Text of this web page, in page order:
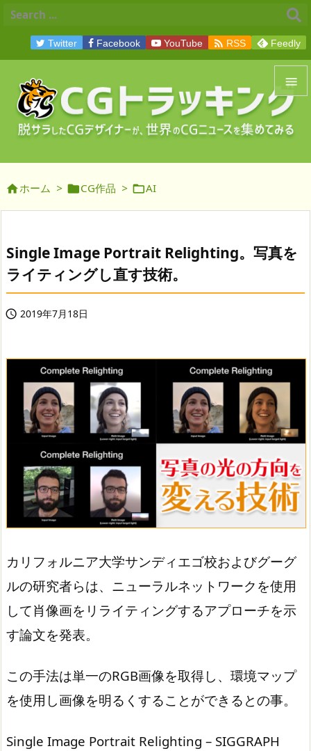


メニュ
前へ
次へ
Twitter Facebook YouTube  RSS Feedly
ホーム > CG作品 > AI
Single Image Portrait Relighting。写真を
ライティングし直す技術。
 2019年7月18日
カリフォルニア大学サンディエゴ校およびグーグ
ルの研究者らは、ニューラルネットワークを使用
して肖像画をリライティングするアプローチを示
す論文を発表。
この手法は単一のRGB画像を取得し、環境マップ
を使用し画像を明るくすることができるとの事。
Single Image Portrait Relighting – SIGGRAPH